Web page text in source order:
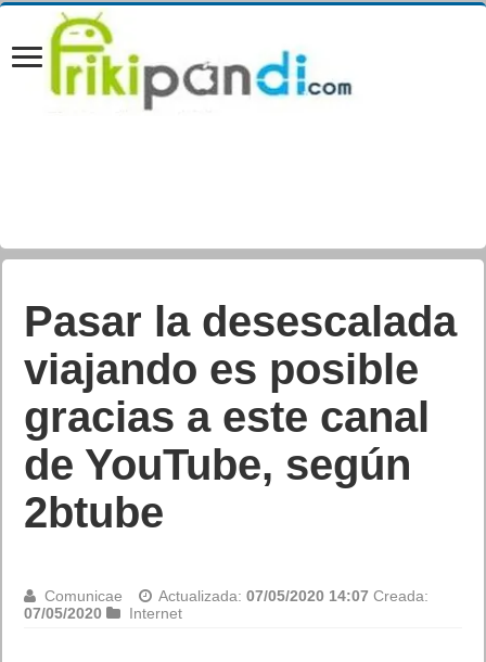
Pasar la desescalada
viajando es posible
gracias a este canal
de YouTube, según
2btube
Comunicae Actualizada:07/05/2020 14:07 Creada:
07/05/2020
Internet